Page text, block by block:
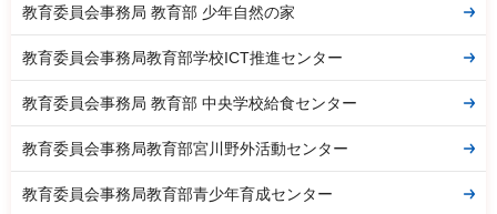
教育委員会事務局 教育部 少年自然の家
教育委員会事務局教育部学校ICT推進センター
教育委員会事務局 教育部 中央学校給食センター
教育委員会事務局教育部宮川野外活動センター
教育委員会事務局教育部青少年育成センター